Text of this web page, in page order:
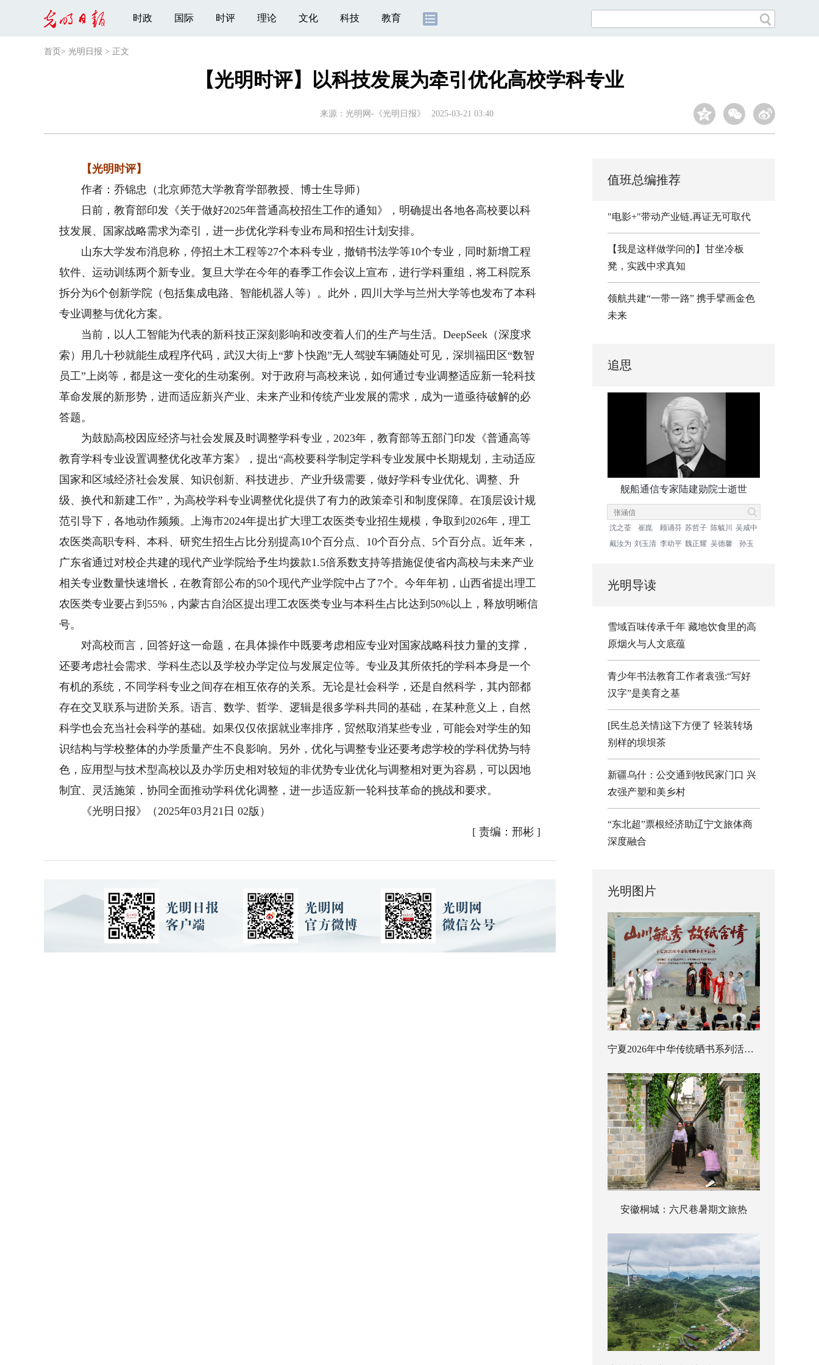
时政 国际 时评 理论 文化 科技 教育
首页 > 光明日报 > 正文
【光明时评】以科技发展为牵引优化高校学科专业
来源： 光明网-《光明日报》 2025-03-21 03:40
【光明时评】
作者：乔锦忠（北京师范大学教育学部教授、博士生导师）
日前，教育部印发《关于做好2025年普通高校招生工作的通知》，明确提出各地各高校要以科
技发展、国家战略需求为牵引，进一步优化学科专业布局和招生计划安排。
山东大学发布消息称，停招土木工程等27个本科专业，撤销书法学等10个专业，同时新增工程
软件、运动训练两个新专业。复旦大学在今年的春季工作会议上宣布，进行学科重组，将工科院系
拆分为6个创新学院（包括集成电路、智能机器人等）。此外，四川大学与兰州大学等也发布了本科
专业调整与优化方案。
当前，以人工智能为代表的新科技正深刻影响和改变着人们的生产与生活。DeepSeek（深度求
索）用几十秒就能生成程序代码，武汉大街上“萝卜快跑”无人驾驶车辆随处可见，深圳福田区“数智
员工”上岗等，都是这一变化的生动案例。对于政府与高校来说，如何通过专业调整适应新一轮科技
革命发展的新形势，进而适应新兴产业、未来产业和传统产业发展的需求，成为一道亟待破解的必
答题。
为鼓励高校因应经济与社会发展及时调整学科专业，2023年，教育部等五部门印发《普通高等
教育学科专业设置调整优化改革方案》，提出“高校要科学制定学科专业发展中长期规划，主动适应
国家和区域经济社会发展、知识创新、科技进步、产业升级需要，做好学科专业优化、调整、升
级、换代和新建工作”，为高校学科专业调整优化提供了有力的政策牵引和制度保障。在顶层设计规
范引导下，各地动作频频。上海市2024年提出扩大理工农医类专业招生规模，争取到2026年，理工
农医类高职专科、本科、研究生招生占比分别提高10个百分点、10个百分点、5个百分点。近年来，
广东省通过对校企共建的现代产业学院给予生均拨款1.5倍系数支持等措施促使省内高校与未来产业
相关专业数量快速增长，在教育部公布的50个现代产业学院中占了7个。今年年初，山西省提出理工
农医类专业要占到55%，内蒙古自治区提出理工农医类专业与本科生占比达到50%以上，释放明晰信
号。
对高校而言，回答好这一命题，在具体操作中既要考虑相应专业对国家战略科技力量的支撑，
还要考虑社会需求、学科生态以及学校办学定位与发展定位等。专业及其所依托的学科本身是一个
有机的系统，不同学科专业之间存在相互依存的关系。无论是社会科学，还是自然科学，其内部都
存在交叉联系与进阶关系。语言、数学、哲学、逻辑是很多学科共同的基础，在某种意义上，自然
科学也会充当社会科学的基础。如果仅仅依据就业率排序，贸然取消某些专业，可能会对学生的知
识结构与学校整体的办学质量产生不良影响。另外，优化与调整专业还要考虑学校的学科优势与特
色，应用型与技术型高校以及办学历史相对较短的非优势专业优化与调整相对更为容易，可以因地
制宜、灵活施策，协同全面推动学科优化调整，进一步适应新一轮科技革命的挑战和要求。
《光明日报》（2025年03月21日 02版）
[ 责编：邢彬]
值班总编推荐
"电影+"带动产业链,再证无可取代
【我是这样做学问的】甘坐冷板
凳，实践中求真知
领航共建“一带一路” 携手擘画金色
未来
追思
舰船通信专家陆建勋院士逝世
沈之荃 崔崑 顾诵芬 苏哲子 陈毓川
吴咸中
戴汝为 刘玉清 李幼平 魏正耀 吴德馨 孙玉
光明导读
雪域百味传承千年 藏地饮食里的高
原烟火与人文底蕴
青少年书法教育工作者袁强:“写好
汉字”是美育之基
[民生总关情]这下方便了 轻装转场
别样的坝坝茶
新疆乌什：公交通到牧民家门口 兴
农强产塑和美乡村
“东北超”票根经济助辽宁文旅体商
深度融合
光明图片
宁夏2026年中华传统晒书系列活动启幕
安徽桐城：六尺巷暑期文旅热